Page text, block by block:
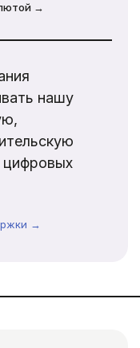
→
нашу
цифровых
→